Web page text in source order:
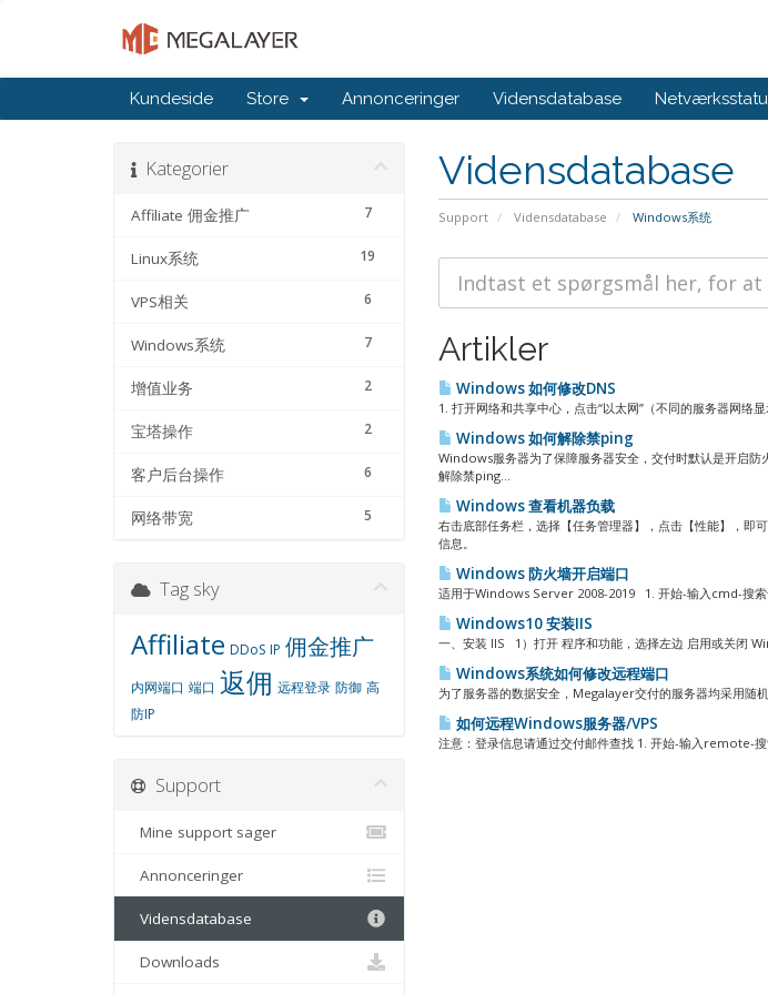
Kundeside Store Annonceringer Vidensdatabase
Vidensdatabase
Support Vidensdatabase Windows系统
Kategorier
7
Affiliate 佣金推广
19
Linux系统
6
VPS相关
7
Windows系统
2
增值业务
2
宝塔操作
6
客户后台操作
5
网络带宽
Artikler
Windows 如何修改DNS
1. 打开网络和共享中心，点击“以太网”（不同的服务器网
Windows 如何解除禁ping
Windows服务器为了保障服务器安全，交付时默认是开启
解除禁ping...
Windows 查看机器负载
右击底部任务栏，选择【任务管理器】，点击【性能】，即
信息。
Windows 防火墙开启端口
适用于Windows Server 2008-2019 1. 开始-输入cmd-搜
Windows10 安装IIS
一、安装 IIS 1）打开 程序和功能，选择左边 启用或关闭
Windows系统如何修改远程端口
为了服务器的数据安全，Megalayer交付的服务器均采用随
如何远程Windows服务器/VPS
注意：登录信息请通过交付邮件查找 1. 开始-输入remote-
Tag sky
Affiliate DDoS IP 佣金推广
内网端口 端口 返佣 远程登录 防御 高
防IP
Support
Mine support sager
Annonceringer
Vidensdatabase
Downloads